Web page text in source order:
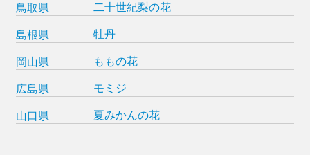
鳥取県 二十世紀梨の花
島根県 牡丹
岡山県 ももの花
広島県 モミジ
山口県 夏みかんの花